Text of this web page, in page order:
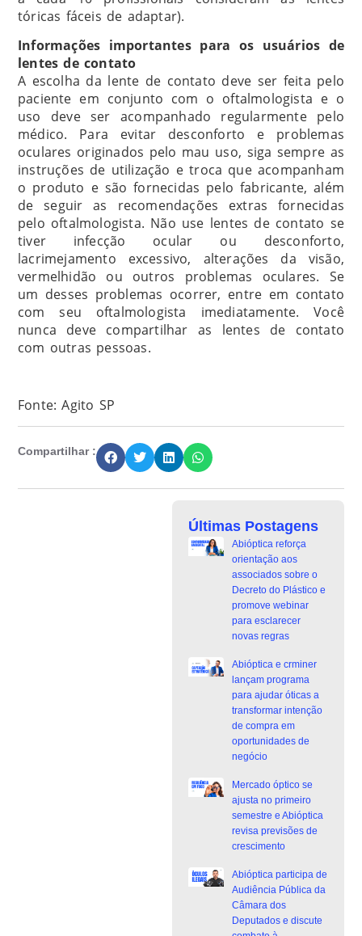
tóricas fáceis de adaptar).
Informações importantes para os usuários de
lentes de contato
A escolha da lente de contato deve ser feita pelo
paciente em conjunto com o oftalmologista e o
uso deve ser acompanhado regularmente pelo
médico. Para evitar desconforto e problemas
oculares originados pelo mau uso, siga sempre as
instruções de utilização e troca que acompanham
o produto e são fornecidas pelo fabricante, além
de seguir as recomendações extras fornecidas
pelo oftalmologista. Não use lentes de contato se
tiver infecção ocular ou desconforto,
lacrimejamento excessivo, alterações da visão,
vermelhidão ou outros problemas oculares. Se
um desses problemas ocorrer, entre em contato
com seu oftalmologista imediatamente. Você
nunca deve compartilhar as lentes de contato
com outras pessoas.
Fonte: Agito SP
Compartilhar :
Últimas Postagens
Abióptica reforça
orientação aos
associados sobre o
Decreto do Plástico e
promove webinar
para esclarecer
novas regras
Abióptica e crminer
lançam programa
para ajudar óticas a
transformar intenção
de compra em
oportunidades de
negócio
Mercado óptico se
ajusta no primeiro
semestre e Abióptica
revisa previsões de
crescimento
Abióptica participa de
Audiência Pública da
Câmara dos
Deputados e discute